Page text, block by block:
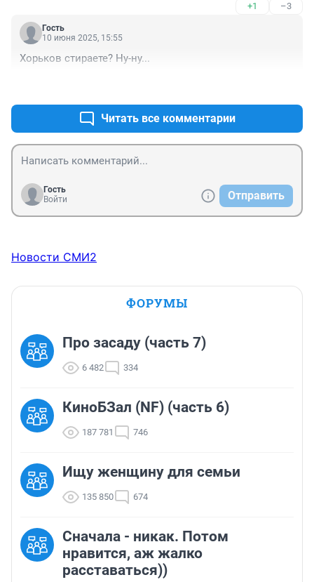
+1 –3
Гость
10 июня 2025, 15:55
Хорьков стираете? Ну-ну...
Читать все комментарии
Гость
Войти
Отправить
Новости СМИ2
ФОРУМЫ
Про засаду (часть 7)
6 482 334
КиноБЗал (NF) (часть 6)
187 781 746
Ищу женщину для семьи
135 850 674
Сначала - никак. Потом
нравится, аж жалко
расставаться))